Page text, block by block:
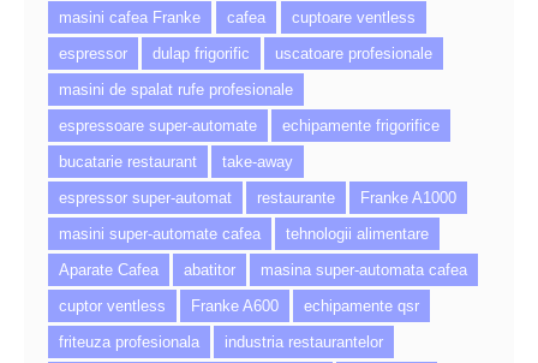
masini cafea Franke
cafea
cuptoare ventless
espressor
dulap frigorific
uscatoare profesionale
masini de spalat rufe profesionale
espressoare super-automate
echipamente frigorifice
bucatarie restaurant
take-away
espressor super-automat
restaurante
Franke A1000
masini super-automate cafea
tehnologii alimentare
Aparate Cafea
abatitor
masina super-automata cafea
cuptor ventless
Franke A600
echipamente qsr
friteuza profesionala
industria restaurantelor